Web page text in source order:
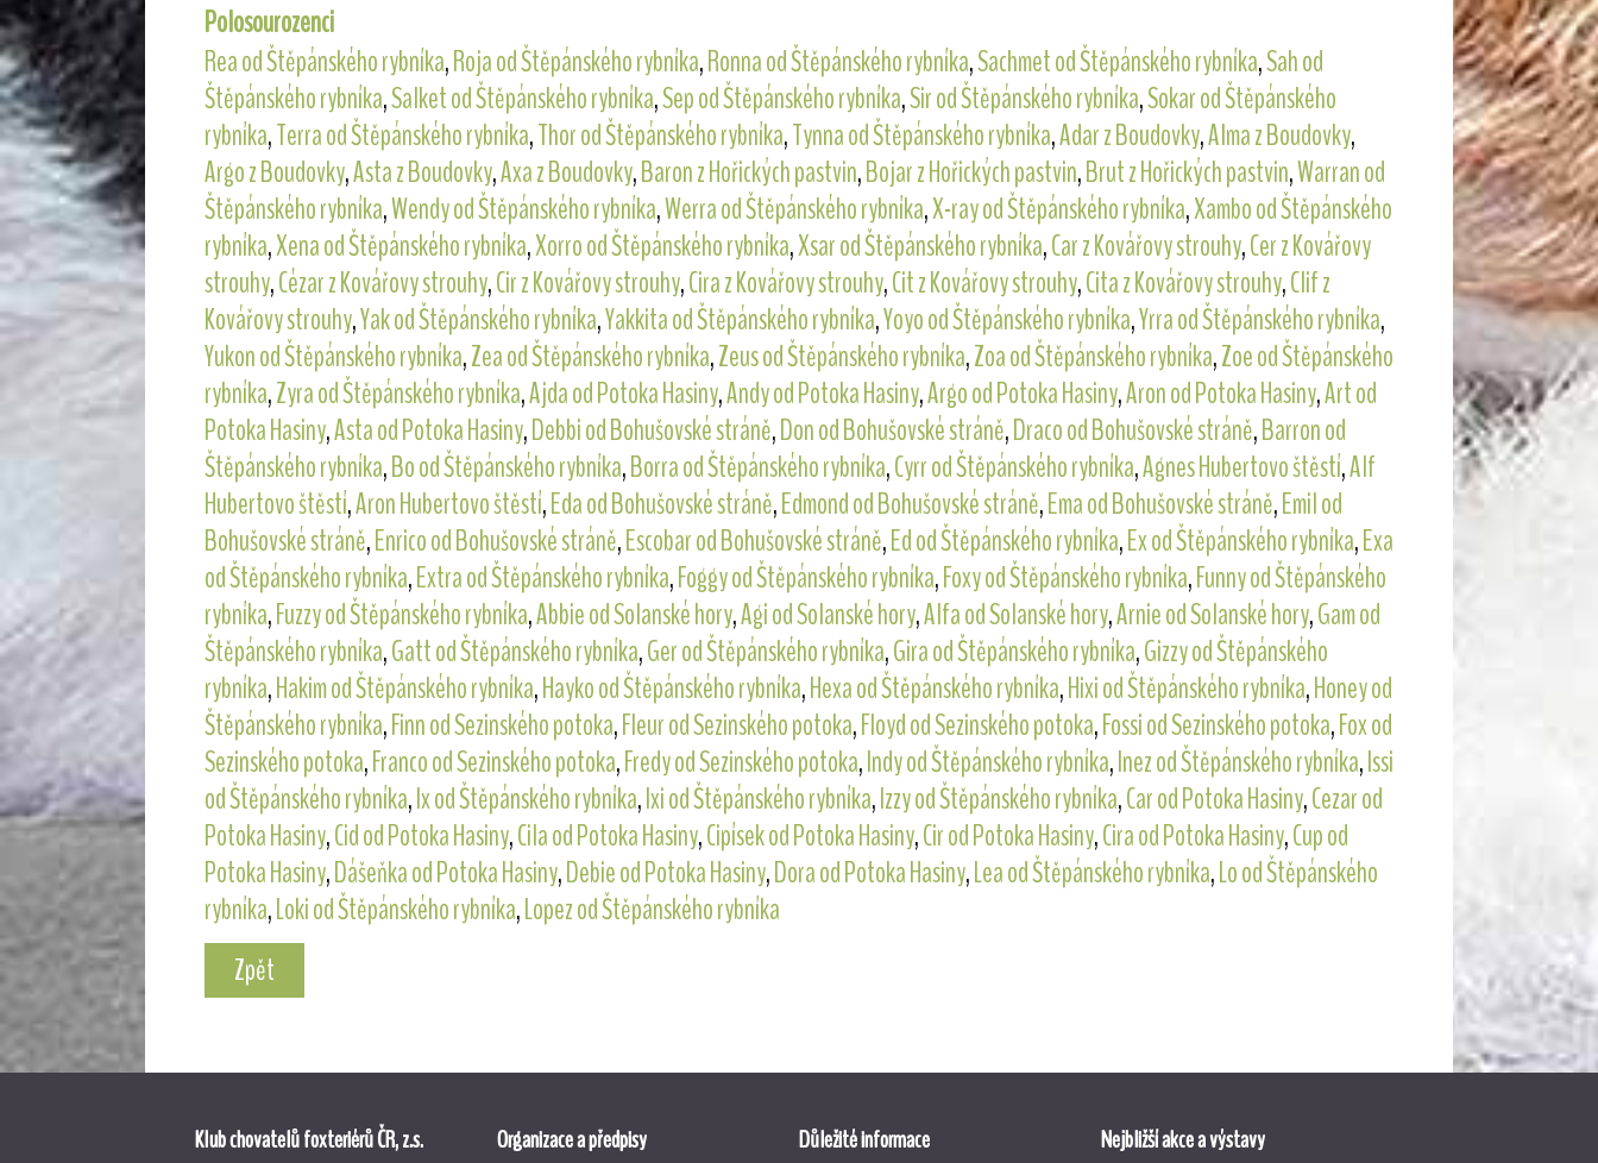
Polosourozenci
Rea od Štěpánského rybníka,Roja od Štěpánského rybníka,Ronna od Štěpánského rybníka,Sachmet od Štěpánského rybníka,Sah od
Štěpánského rybníka,Salket od Štěpánského rybníka,Sep od Štěpánského rybníka,Sir od Štěpánského rybníka,Sokar od Štěpánského
rybníka,Terra od Štěpánského rybníka,Thor od Štěpánského rybníka,Tynna od Štěpánského rybníka,Adar z Boudovky,Alma z Boudovky,
Argo z Boudovky,Asta z Boudovky,Axa z Boudovky,Baron z Hořických pastvin,Bojar z Hořických pastvin,Brut z Hořických pastvin,Warran od
Štěpánského rybníka,Wendy od Štěpánského rybníka,Werra od Štěpánského rybníka,X-ray od Štěpánského rybníka,Xambo od Štěpánského
rybníka,Xena od Štěpánského rybníka,Xorro od Štěpánského rybníka,Xsar od Štěpánského rybníka,Car z Kovářovy strouhy,Cer z Kovářovy
strouhy,Cézar z Kovářovy strouhy,Cir z Kovářovy strouhy,Cira z Kovářovy strouhy,Cit z Kovářovy strouhy,Cita z Kovářovy strouhy,Clif z
Kovářovy strouhy,Yak od Štěpánského rybníka,Yakkita od Štěpánského rybníka,Yoyo od Štěpánského rybníka,Yrra od Štěpánského rybníka,
Yukon od Štěpánského rybníka,Zea od Štěpánského rybníka,Zeus od Štěpánského rybníka,Zoa od Štěpánského rybníka,Zoe od Štěpánského
rybníka,Zyra od Štěpánského rybníka,Ajda od Potoka Hasiny,Andy od Potoka Hasiny,Argo od Potoka Hasiny,Aron od Potoka Hasiny,Art od
Potoka Hasiny,Asta od Potoka Hasiny,Debbi od Bohušovské stráně,Don od Bohušovské stráně,Draco od Bohušovské stráně,Barron od
Štěpánského rybníka,Bo od Štěpánského rybníka,Borra od Štěpánského rybníka,Cyrr od Štěpánského rybníka,Agnes Hubertovo štěstí,Alf
Hubertovo štěstí,Aron Hubertovo štěstí,Eda od Bohušovské stráně,Edmond od Bohušovské stráně,Ema od Bohušovské stráně,Emil od
Bohušovské stráně,Enrico od Bohušovské stráně,Escobar od Bohušovské stráně,Ed od Štěpánského rybníka,Ex od Štěpánského rybníka,Exa
od Štěpánského rybníka,Extra od Štěpánského rybníka,Foggy od Štěpánského rybníka,Foxy od Štěpánského rybníka,Funny od Štěpánského
rybníka,Fuzzy od Štěpánského rybníka,Abbie od Solanské hory,Agi od Solanské hory,Alfa od Solanské hory,Arnie od Solanské hory,Gam od
Štěpánského rybníka,Gatt od Štěpánského rybníka,Ger od Štěpánského rybníka,Gira od Štěpánského rybníka,Gizzy od Štěpánského
rybníka,Hakim od Štěpánského rybníka,Hayko od Štěpánského rybníka,Hexa od Štěpánského rybníka,Hixi od Štěpánského rybníka,Honey od
Štěpánského rybníka,Finn od Sezinského potoka,Fleur od Sezinského potoka,Floyd od Sezinského potoka,Fossi od Sezinského potoka,Fox od
Sezinského potoka,Franco od Sezinského potoka,Fredy od Sezinského potoka,Indy od Štěpánského rybníka,Inez od Štěpánského rybníka,Issi
od Štěpánského rybníka,Ix od Štěpánského rybníka,Ixi od Štěpánského rybníka,Izzy od Štěpánského rybníka,Car od Potoka Hasiny,Cezar od
Potoka Hasiny,Cid od Potoka Hasiny,Cila od Potoka Hasiny,Cipísek od Potoka Hasiny,Cir od Potoka Hasiny,Cira od Potoka Hasiny,Cup od
Potoka Hasiny,Dášeňka od Potoka Hasiny,Debie od Potoka Hasiny,Dora od Potoka Hasiny,Lea od Štěpánského rybníka,Lo od Štěpánského
rybníka,Loki od Štěpánského rybníka,Lopez od Štěpánského rybníka
Zpět
Klub chovatelů foxteriérů ČR, z.s.
Organizace a předpisy
Důležité informace
Nejbližší akce a výstavy